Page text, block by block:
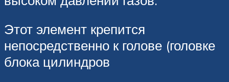
Этот элемент крепится
непосредственно к голове (головке
блока цилиндров